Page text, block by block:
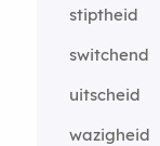
stiptheid
switchend
uitscheid
wazigheid